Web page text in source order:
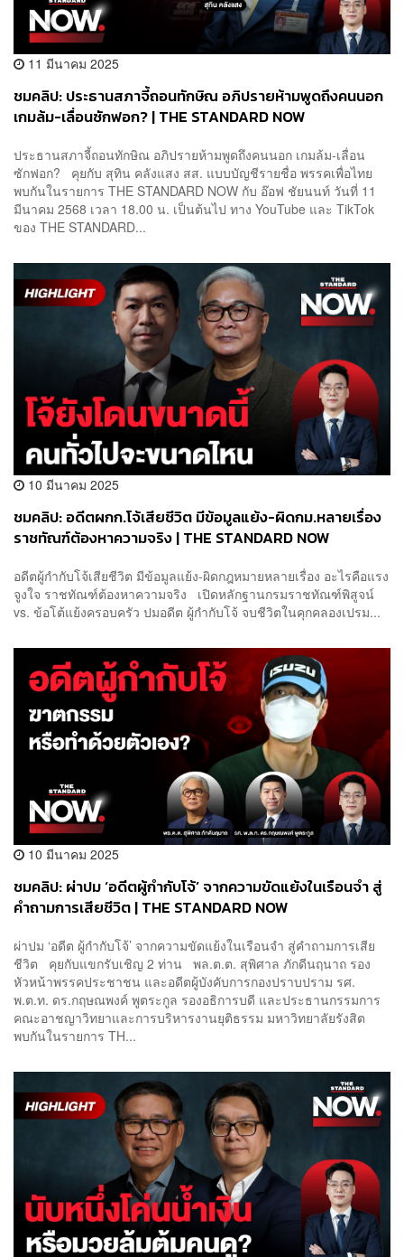
11 มีนาคม 2025
ชมคลิป: ประธานสภาจี้ถอนทักษิณ อภิปรายห้ามพูดถึงคนนอก
เกมล้ม-เลื่อนซักฟอก? | THE STANDARD NOW
ประธานสภาจี้ถอนทักษิณ อภิปรายห้ามพูดถึงคนนอก เกมล้ม-เลื่อน
ซักฟอก? คุยกับ สุทิน คลังแสง สส. แบบบัญชีรายชื่อ พรรคเพื่อไทย
พบกันในรายการ THE STANDARD NOW กับ อ๊อฟ ชัยนนท์ วันที่ 11
มีนาคม 2568 เวลา 18.00 น. เป็นต้นไป ทาง YouTube และ TikTok
ของ THE STANDARD...
10 มีนาคม 2025
ชมคลิป: อดีตผกก.โจ้เสียชีวิต มีข้อมูลแย้ง-ผิดกม.หลายเรื่อง
ราชทัณฑ์ต้องหาความจริง | THE STANDARD NOW
อดีตผู้กำกับโจ้เสียชีวิต มีข้อมูลแย้ง-ผิดกฎหมายหลายเรื่อง อะไรคือแรง
จูงใจ ราชทัณฑ์ต้องหาความจริง เปิดหลักฐานกรมราชทัณฑ์พิสูจน์
vs. ข้อโต้แย้งครอบครัว ปมอดีต ผู้กำกับโจ้ จบชีวิตในคุกคลองเปรม...
10 มีนาคม 2025
ชมคลิป: ผ่าปม ‘อดีตผู้กำกับโจ้’ จากความขัดแย้งในเรือนจำ สู่
คำถามการเสียชีวิต | THE STANDARD NOW
ผ่าปม ‘อดีต ผู้กำกับโจ้’ จากความขัดแย้งในเรือนจำ สู่คำถามการเสีย
ชีวิต คุยกับแขกรับเชิญ 2 ท่าน พล.ต.ต. สุพิศาล ภักดีนฤนาถ รอง
หัวหน้าพรรคประชาชน และอดีตผู้บังคับการกองปราบปราม รศ.
พ.ต.ท. ดร.กฤษณพงค์ พูตระกูล รองอธิการบดี และประธานกรรมการ
คณะอาชญาวิทยาและการบริหารงานยุติธรรม มหาวิทยาลัยรังสิต
พบกันในรายการ TH...